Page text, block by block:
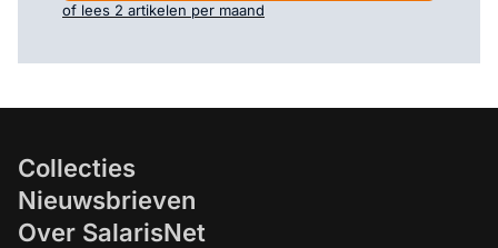
of lees 2 artikelen per maand
Collecties
Nieuwsbrieven
Over SalarisNet